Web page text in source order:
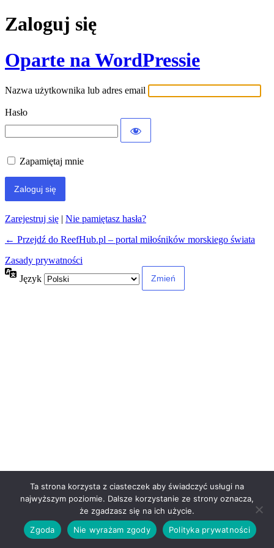
Zaloguj się
Oparte na WordPressie
Nazwa użytkownika lub adres email
Hasło
Zapamiętaj mnie
Zarejestruj się | Nie pamiętasz hasła?
← Przejdź do ReefHub.pl – portal miłośników morskiego świata
Zasady prywatności
Język
Ta strona korzysta z ciasteczek aby świadczyć usługi na
najwyższym poziomie. Dalsze korzystanie ze strony oznacza,
że zgadzasz się na ich użycie.
Zgoda
Nie wyrażam zgody Polityka prywatności